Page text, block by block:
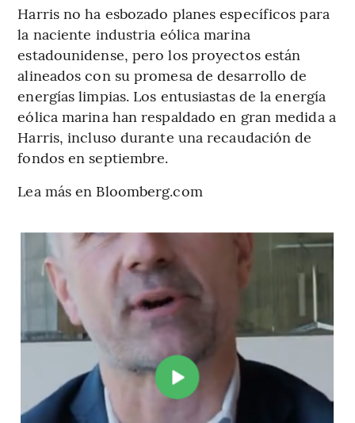
Harris no ha esbozado planes específicos para
la naciente industria eólica marina
estadounidense, pero los proyectos están
alineados con su promesa de desarrollo de
energías limpias. Los entusiastas de la energía
eólica marina han respaldado en gran medida a
Harris, incluso durante una recaudación de
fondos en septiembre.
Lea más en Bloomberg.com